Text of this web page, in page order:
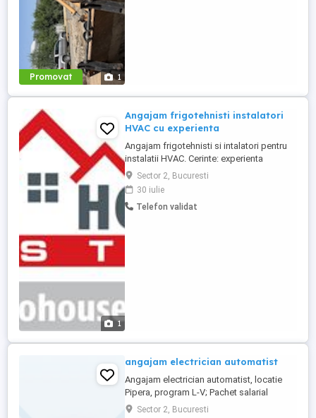
Promovat 1
1
Angajam frigotehnisti instalatori
HVAC cu experienta
Angajam frigotehnisti si intalatori pentru
instalatii HVAC. Cerinte: experienta
seriozitate disponibilitate la deplasari
detinere permis cat.B Se oferta salariu
atractiv si bonuri de masa. Pentru detalii
sau neclaritati, va stam la dispozitie.
Sector 2, Bucuresti
30 iulie
Telefon validat
angajam electrician automatist
Angajam electrician automatist, locatie
Pipera, program L-V; Pachet salarial
atractiv. Relatii la
Sector 2, Bucuresti